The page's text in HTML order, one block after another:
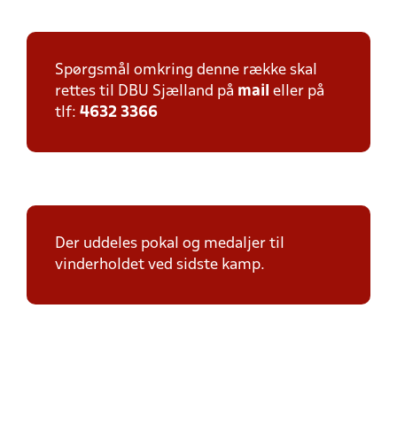
Spørgsmål omkring denne række skal
rettes til DBU Sjælland på mail eller på
tlf: 4632 3366
Der uddeles pokal og medaljer til
vinderholdet ved sidste kamp.